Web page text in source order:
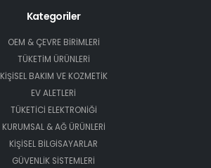
Kategoriler
OEM & ÇEVRE BİRİMLERİ
TÜKETİM ÜRÜNLERİ
KİŞİSEL BAKIM VE KOZMETİK
EV ALETLERİ
TÜKETİCİ ELEKTRONİĞİ
KURUMSAL & AĞ ÜRÜNLERİ
KİŞİSEL BİLGİSAYARLAR
GÜVENLİK SİSTEMLERİ